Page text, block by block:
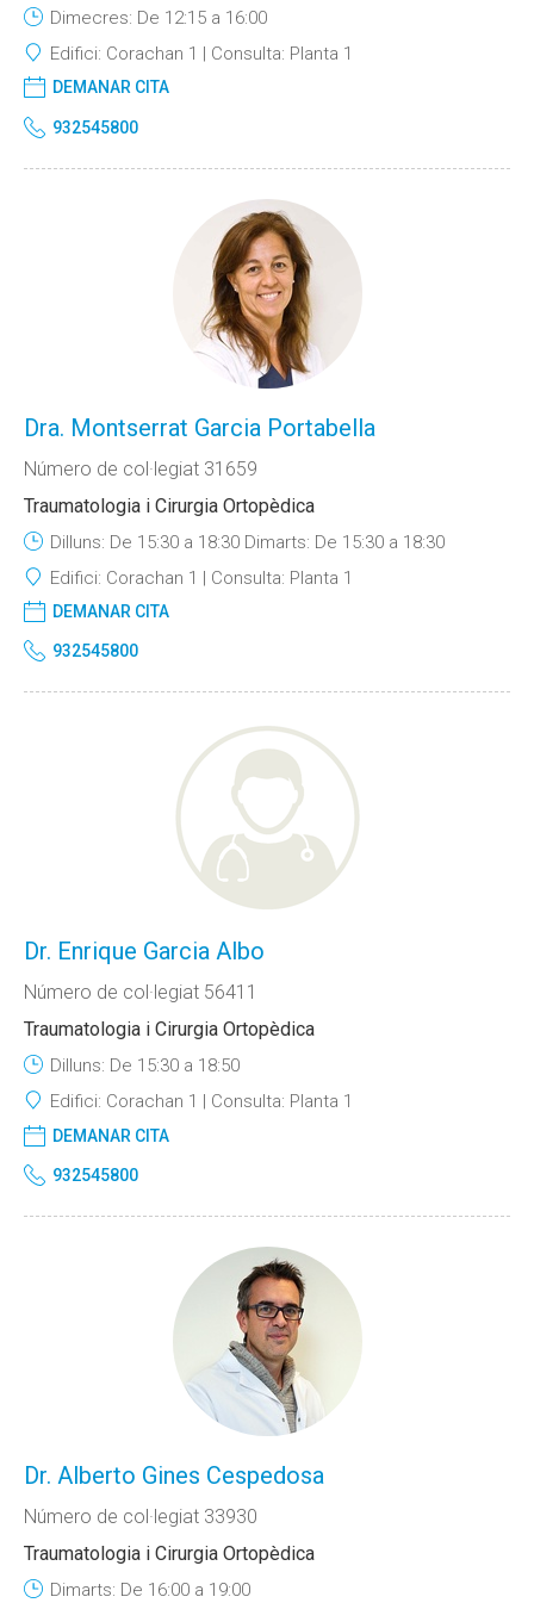
Dimecres: De 12:15 a 16:00
Edifici: Corachan 1 Consulta: Planta 1
DEMANAR CITA
932545800
Dra. Montserrat Garcia Portabella
Número de col·legiat 31659
Traumatologia i Cirurgia Ortopèdica
Dilluns: De 15:30 a 18:30 Dimarts: De 15:30 a 18:30
Edifici: Corachan 1 Consulta: Planta 1
DEMANAR CITA
932545800
Dr. Enrique Garcia Albo
Número de col·legiat 56411
Traumatologia i Cirurgia Ortopèdica
Dilluns: De 15:30 a 18:50
Edifici: Corachan 1 Consulta: Planta 1
DEMANAR CITA
932545800
Dr. Alberto Gines Cespedosa
Número de col·legiat 33930
Traumatologia i Cirurgia Ortopèdica
Dimarts: De 16:00 a 19:00